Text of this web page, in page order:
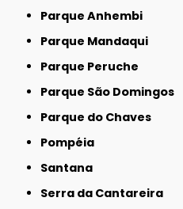
Parque Anhembi
Parque Mandaqui
Parque Peruche
Parque São Domingos
Parque do Chaves
Pompéia
Santana
Serra da Cantareira